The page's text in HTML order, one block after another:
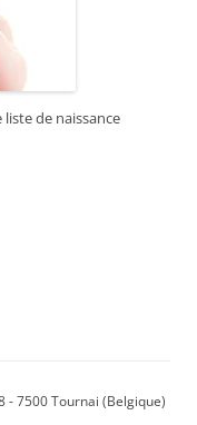
de naissance
- 7500 Tournai (Belgique)